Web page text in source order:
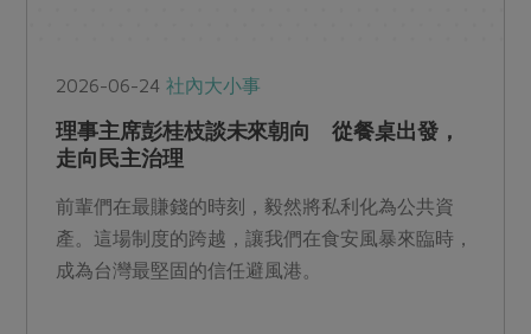
2026-06-24社內大小事
理事主席彭桂枝談未來朝向 從餐桌出發，
走向民主治理
前輩們在最賺錢的時刻，毅然將私利化為公共資
產。這場制度的跨越，讓我們在食安風暴來臨時，
成為台灣最堅固的信任避風港。